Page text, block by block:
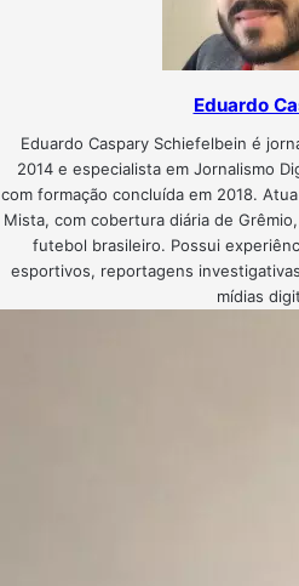
Eduardo
Eduardo Caspary Schiefelbein é
2014 e especialista em Jornalismo
com formação concluída em 2018.
Mista, com cobertura diária de
futebol brasileiro. Possui
esportivos, reportagens
mídias